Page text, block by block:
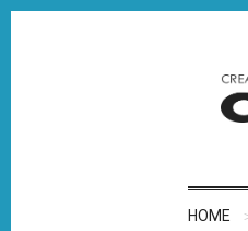
HOME